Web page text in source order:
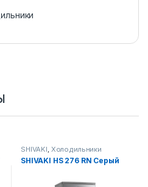
SHIVAKI, Холодильники
SHIVAKI HS 276 RN Серый